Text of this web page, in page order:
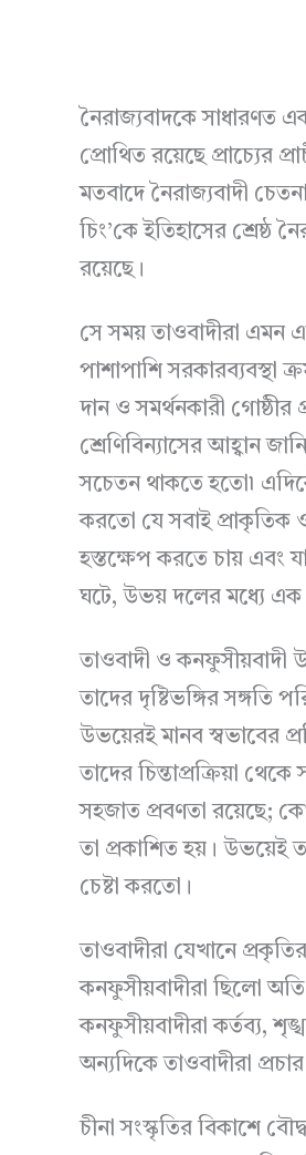
নৈরাজ্যবাদকে সাধারণত
প্রোথিত রয়েছে প্রাচ্যের
মতবাদে নৈরাজ্যবাদী
চিং’কে ইতিহাসের শ্রেষ্ঠ
রয়েছে।
সে সময় তাওবাদীরা এমন
পাশাপাশি সরকারব্যবস্থা
দান ও সমর্থনকারী
শ্রেণিবিন্যাসের আহ্বান
সচেতন থাকতে হতো৷ এদিকে
করতো যে সবাই প্রাকৃতিক ও
হস্তক্ষেপ করতে চায় এবং
ঘটে, উভয় দলের মধ্যে এক
তাওবাদী ও কনফুসীয়বাদী
তাদের দৃষ্টিভঙ্গির সঙ্গতি
উভয়েরই মানব স্বভাবের
তাদের চিন্তাপ্রক্রিয়া
সহজাত প্রবণতা রয়েছে;
তা প্রকাশিত হয়। উভয়েই
চেষ্টা করতো।
তাওবাদীরা যেখানে
কনফুসীয়বাদীরা ছিলো অতি
কনফুসীয়বাদীরা কর্তব্য,
অন্যদিকে তাওবাদীরা
চীনা সংস্কৃতির বিকাশে